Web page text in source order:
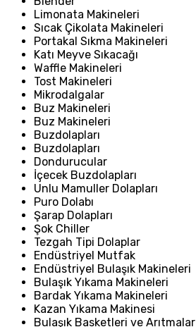
Limonata Makineleri
Sıcak Çikolata Makineleri
Portakal Sıkma Makineleri
Katı Meyve Sıkacağı
Waffle Makineleri
Tost Makineleri
Mikrodalgalar
Buz Makineleri
Buz Makineleri
Buzdolapları
Buzdolapları
Dondurucular
İçecek Buzdolapları
Unlu Mamuller Dolapları
Puro Dolabı
Şarap Dolapları
Şok Chiller
Tezgah Tipi Dolaplar
Endüstriyel Mutfak
Endüstriyel Bulaşık Makineleri
Bulaşık Yıkama Makineleri
Bardak Yıkama Makineleri
Kazan Yıkama Makinesi
Bulaşık Basketleri ve Arıtmalar